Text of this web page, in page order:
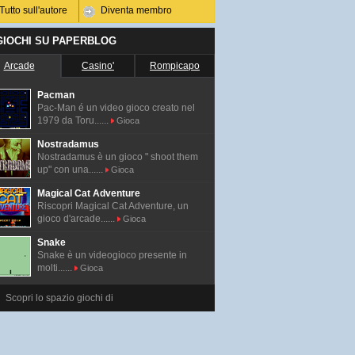
Tutto sull'autore Diventa membro
SU PAPERBLOG
Arcade Casino' Rompicapo
Pacman
Pac-Man é un video gioco creato nel
1979 da Toru......
Gioca
Nostradamus
Nostradamus è un gioco " shoot them
up" con una......
Gioca
Magical Cat Adventure
Riscopri Magical Cat Adventure, un
gioco d'arcade......
Gioca
Snake
Snake è un videogioco presente in
molti......
Gioca
Scopri lo spazio giochi di